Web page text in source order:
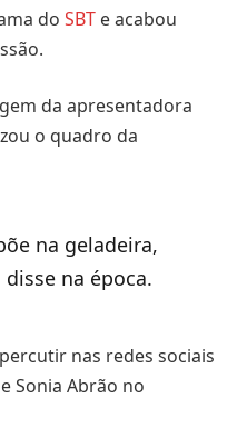
do SBT e acabou
da apresentadora
o quadro da
na geladeira,
na época.
nas redes sociais
Sonia Abrão no